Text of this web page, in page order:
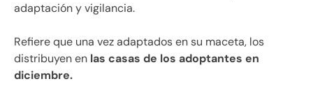
adaptación y vigilancia.
Refiere que una vez adaptados en su maceta, los
distribuyen en las casas de los adoptantes en
diciembre.